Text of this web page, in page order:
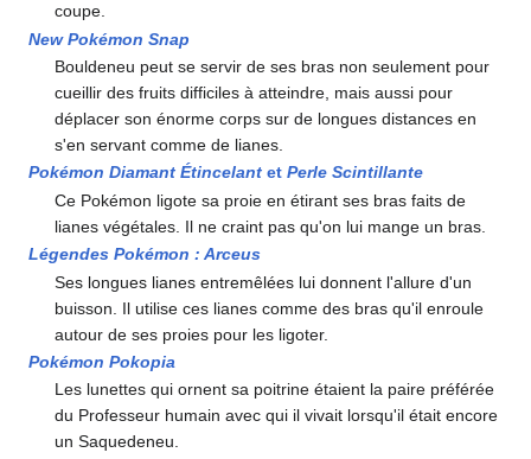
coupe.
New Pokémon Snap
Bouldeneu peut se servir de ses bras non seulement pour
cueillir des fruits difficiles à atteindre, mais aussi pour
déplacer son énorme corps sur de longues distances en
s'en servant comme de lianes.
Pokémon Diamant Étincelant et Perle Scintillante
Ce Pokémon ligote sa proie en étirant ses bras faits de
lianes végétales. Il ne craint pas qu'on lui mange un bras.
Légendes Pokémon : Arceus
Ses longues lianes entremêlées lui donnent l'allure d'un
buisson. Il utilise ces lianes comme des bras qu'il enroule
autour de ses proies pour les ligoter.
Pokémon Pokopia
Les lunettes qui ornent sa poitrine étaient la paire préférée
du Professeur humain avec qui il vivait lorsqu'il était encore
un Saquedeneu.